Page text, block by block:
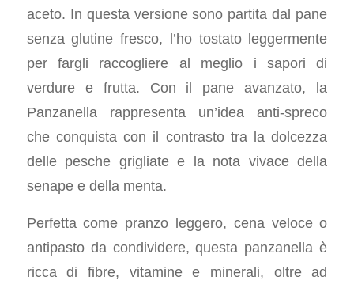
aceto. In questa versione sono partita dal pane
senza glutine fresco, l’ho tostato leggermente
per fargli raccogliere al meglio i sapori di
verdure e frutta. Con il pane avanzato, la
Panzanella rappresenta un’idea anti-spreco
che conquista con il contrasto tra la dolcezza
delle pesche grigliate e la nota vivace della
senape e della menta.
Perfetta come pranzo leggero, cena veloce o
antipasto da condividere, questa panzanella è
ricca di fibre, vitamine e minerali, oltre ad